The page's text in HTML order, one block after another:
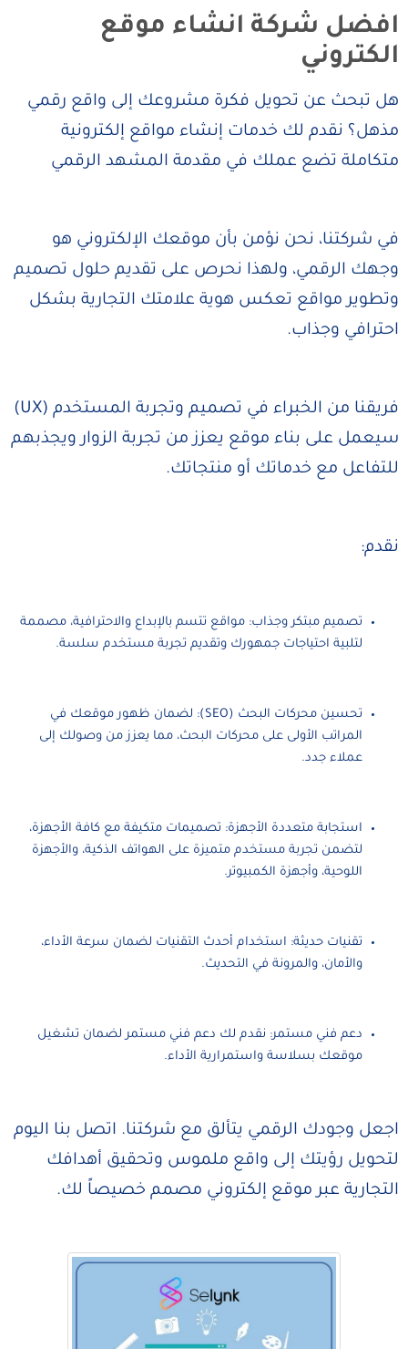
افضل شركة انشاء موقع
الكتروني
هل تبحث عن تحويل فكرة مشروعك إلى واقع رقمي
مذهل؟ نقدم لك خدمات إنشاء مواقع إلكترونية
متكاملة تضع عملك في مقدمة المشهد الرقمي
في شركتنا، نحن نؤمن بأن موقعك الإلكتروني هو
وجهك الرقمي، ولهذا نحرص على تقديم حلول تصميم
وتطوير مواقع تعكس هوية علامتك التجارية بشكل
احترافي وجذاب.
فريقنا من الخبراء في تصميم وتجربة المستخدم (UX)
سيعمل على بناء موقع يعزز من تجربة الزوار ويجذبهم
للتفاعل مع خدماتك أو منتجاتك.
نقدم:
تصميم مبتكر وجذاب: مواقع تتسم بالإبداع والاحترافية، مصممة
لتلبية احتياجات جمهورك وتقديم تجربة مستخدم سلسة.
تحسين محركات البحث (SEO): لضمان ظهور موقعك في
المراتب الأولى على محركات البحث، مما يعزز من وصولك إلى
عملاء جدد.
استجابة متعددة الأجهزة: تصميمات متكيفة مع كافة الأجهزة،
لتضمن تجربة مستخدم متميزة على الهواتف الذكية، والأجهزة
اللوحية، وأجهزة الكمبيوتر.
تقنيات حديثة: استخدام أحدث التقنيات لضمان سرعة الأداء،
والأمان، والمرونة في التحديث.
دعم فني مستمر: نقدم لك دعم فني مستمر لضمان تشغيل
موقعك بسلاسة واستمرارية الأداء.
اجعل وجودك الرقمي يتألق مع شركتنا. اتصل بنا اليوم
لتحويل رؤيتك إلى واقع ملموس وتحقيق أهدافك
التجارية عبر موقع إلكتروني مصمم خصيصاً لك.